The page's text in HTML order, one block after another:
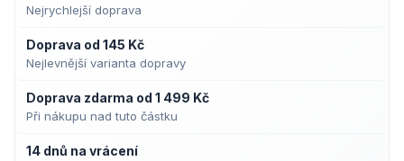
Nejrychlejší doprava
Doprava od 145 Kč
Nejlevnější varianta dopravy
Doprava zdarma od 1 499 Kč
Při nákupu nad tuto částku
14 dnů na vrácení